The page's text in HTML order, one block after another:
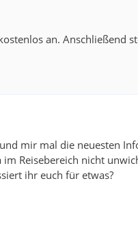
an. Anschließend
mir mal die neuesten
Reisebereich nicht
ihr euch für etwas?